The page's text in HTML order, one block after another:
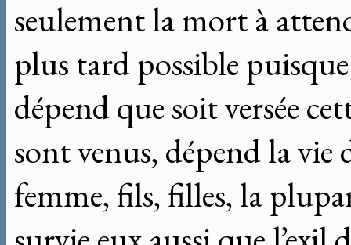
seulement la mort à
plus tard possible
dépend que soit versée
sont venus, dépend la vie
femme, fils, filles, la